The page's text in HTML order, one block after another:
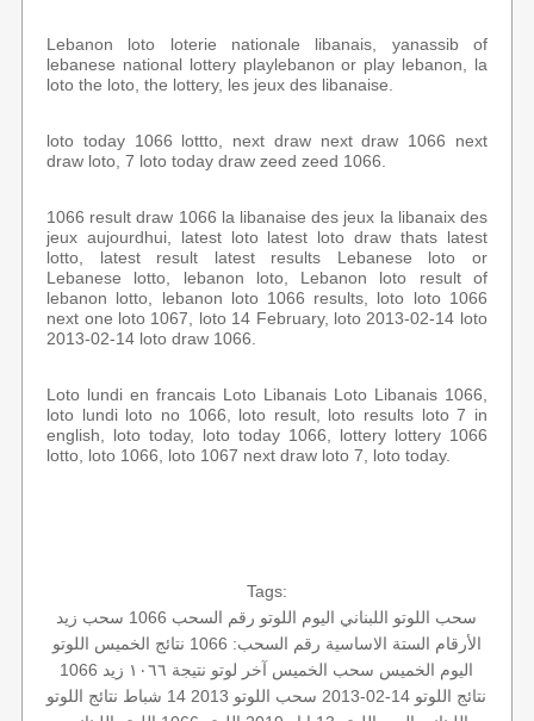
Lebanon loto loterie nationale libanais, yanassib of
lebanese national lottery playlebanon or play lebanon, la
loto the loto, the lottery, les jeux des libanaise.
loto today 1066 lottto, next draw next draw 1066 next
draw loto, 7 loto today draw zeed zeed 1066.
1066 result draw 1066 la libanaise des jeux la libanaix des
jeux aujourdhui, latest loto latest loto draw thats latest
lotto, latest result latest results Lebanese loto or
Lebanese lotto, lebanon loto, Lebanon loto result of
lebanon lotto, lebanon loto 1066 results, loto loto 1066
next one loto 1067, loto 14 February, loto 2013-02-14 loto
2013-02-14 loto draw 1066.
Loto lundi en francais Loto Libanais Loto Libanais 1066,
loto lundi loto no 1066, loto result, loto results loto 7 in
english, loto today, loto today 1066, lottery lottery 1066
lotto, loto 1066, loto 1067 next draw loto 7, loto today.
Tags:
سحب اللوتو اللبناني اليوم اللوتو رقم السحب 1066
سحب زيد
الأرقام الستة الاساسية رقم السحب: 1066 نتائج الخميس اللوتو
اليوم الخميس سحب الخميس آخر لوتو نتيجة ١٠٦٦
زيد 1066
نتائج اللوتو 14-02-2013
سحب اللوتو 2013 14 شباط
نتائج اللوتو